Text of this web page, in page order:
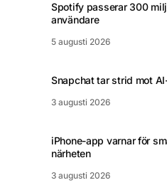
Spotify passerar 300
användare
5 augusti 2026
Snapchat tar strid mot
3 augusti 2026
iPhone-app varnar för
närheten
3 augusti 2026